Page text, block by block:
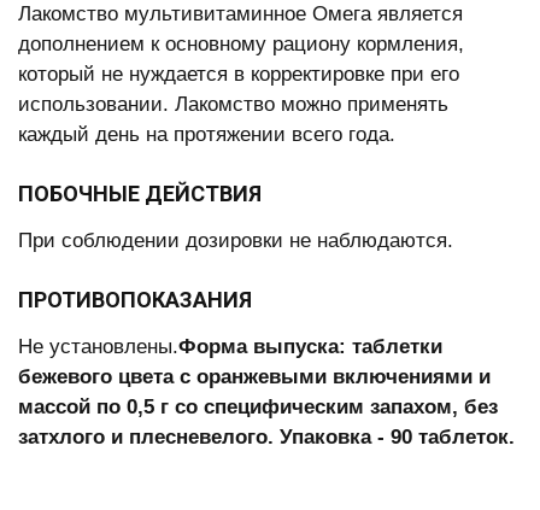
Лакомство мультивитаминное Омега является
дополнением к основному рациону кормления,
который не нуждается в корректировке при его
использовании. Лакомство можно применять
каждый день на протяжении всего года.
ПОБОЧНЫЕ ДЕЙСТВИЯ
При соблюдении дозировки не наблюдаются.
ПРОТИВОПОКАЗАНИЯ
Не установлены.Форма выпуска: таблетки
бежевого цвета с оранжевыми включениями и
массой по 0,5 г со специфическим запахом, без
затхлого и плесневелого. Упаковка - 90 таблеток.